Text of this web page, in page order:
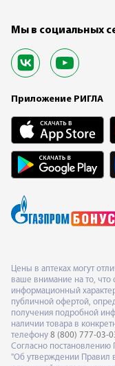
Мы в социальных
Приложение РИГЛА
Цены в аптеках могут
ваше внимание на то, что
информационный
публичной офертой,
получения подробной
наличии товара в
телефону 8 (800) 777-03-
Согласно постановлению
"Об утверждении Правил